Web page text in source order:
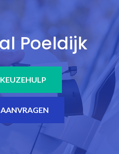
Poeldijk